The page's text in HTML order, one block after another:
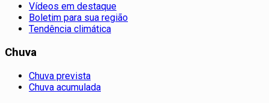
Vídeos em destaque
Boletim para sua região
Tendência climática
Chuva
Chuva prevista
Chuva acumulada